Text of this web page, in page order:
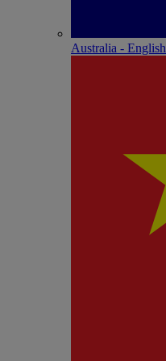
Australia - English